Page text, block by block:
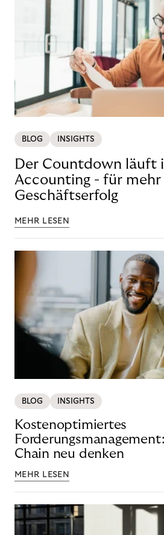
BLOG INSIGHTS
Der Countdown läuft
Accounting - für mehr
Geschäftserfolg
MEHR LESEN
BLOG INSIGHTS
Kostenoptimiertes
Chain neu denken
MEHR LESEN